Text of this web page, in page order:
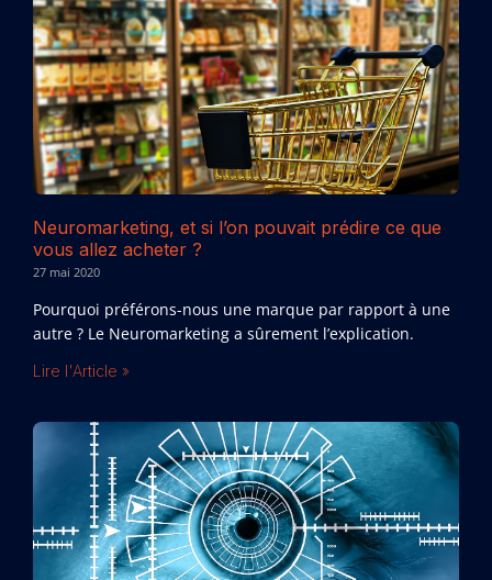
Neuromarketing, et si l’on pouvait prédire ce que
vous allez acheter ?
27 mai 2020
Pourquoi préférons-nous une marque par rapport à une
autre ? Le Neuromarketing a sûrement l’explication.
Lire l'Article »